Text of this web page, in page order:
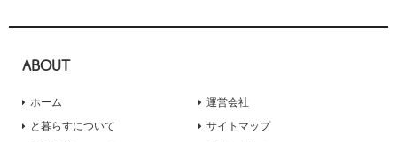
ABOUT
ホーム
と暮らすについて
運営会社
サイトマップ